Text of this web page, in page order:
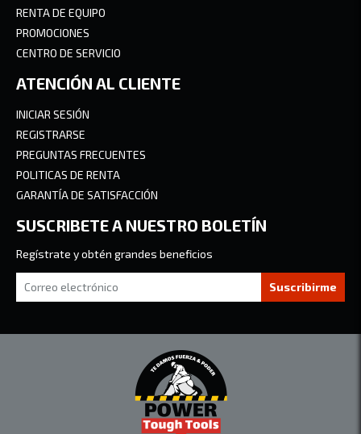
RENTA DE EQUIPO
PROMOCIONES
CENTRO DE SERVICIO
ATENCIÓN AL CLIENTE
INICIAR SESIÓN
REGISTRARSE
PREGUNTAS FRECUENTES
POLITICAS DE RENTA
GARANTÍA DE SATISFACCIÓN
SUSCRIBETE A NUESTRO BOLETÍN
Regístrate y obtén grandes beneficios
Suscribirme